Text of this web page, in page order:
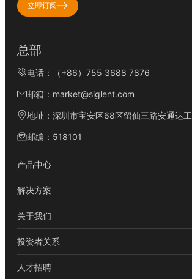
立即订阅
总部
电话：（+86）755 3688 7876
邮箱：market@siglent.com
地址：深圳市宝安区68区留仙三路安通达
邮编：518101
产品中心
解决方案
关于我们
投资者关系
人才招聘